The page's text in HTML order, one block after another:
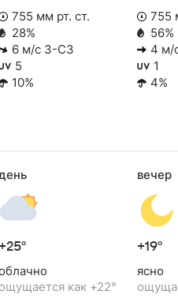
755 мм рт. ст.
28%
6 м/с З-СЗ
5
10%
755
56%
4 м/
1
4%
+25°
ощущается как +22°
вечер
+19°
ясно